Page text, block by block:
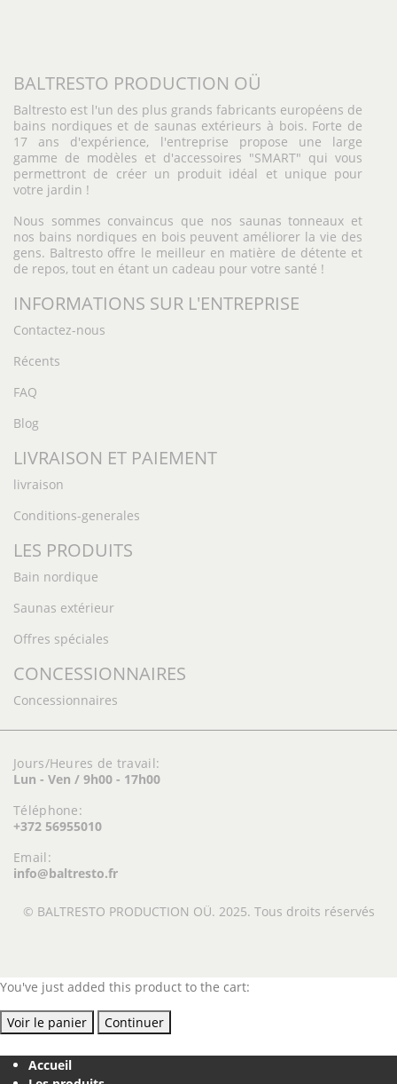
BALTRESTO PRODUCTION OÜ
Baltresto est l'un des plus grands fabricants européens de
bains nordiques et de saunas extérieurs à bois. Forte de
17 ans d'expérience, l'entreprise propose une large
gamme de modèles et d'accessoires "SMART" qui vous
permettront de créer un produit idéal et unique pour
votre jardin !
Nous sommes convaincus que nos saunas tonneaux et
nos bains nordiques en bois peuvent améliorer la vie des
gens. Baltresto offre le meilleur en matière de détente et
de repos, tout en étant un cadeau pour votre santé !
INFORMATIONS SUR L'ENTREPRISE
Contactez-nous
Récents
FAQ
Blog
LIVRAISON ET PAIEMENT
livraison
Conditions-generales
LES PRODUITS
Bain nordique
Saunas extérieur
Offres spéciales
CONCESSIONNAIRES
Concessionnaires
Jours/Heures de travail:
Lun - Ven / 9h00 - 17h00
Téléphone:
+372 56955010
Email:
info@baltresto.fr
© BALTRESTO PRODUCTION OÜ. 2025. Tous droits réservés
You've just added this product to the cart:
Voir le panier Continuer
Accueil